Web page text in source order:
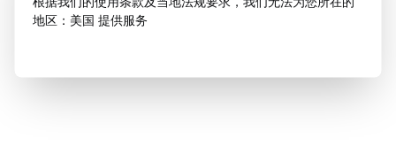
地区：美国 提供服务